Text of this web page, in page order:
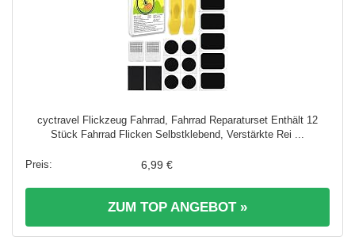
cyctravel Flickzeug Fahrrad, Fahrrad Reparaturset Enthält 12
Stück Fahrrad Flicken Selbstklebend, Verstärkte Rei ...
6,99 €
ZUM TOP ANGEBOT »